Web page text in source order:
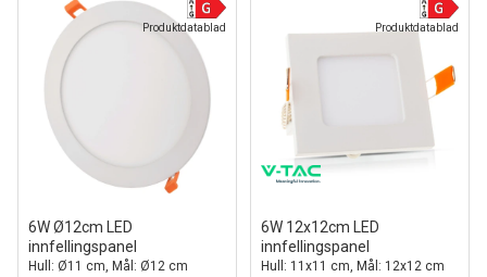
Produktdatablad
6W Ø12cm LED
innfellingspanel
Hull: Ø11 cm, Mål: Ø12 cm
Produktdatablad
6W 12x12cm LED
innfellingspanel
Hull: 11x11 cm, Mål: 12x12 cm